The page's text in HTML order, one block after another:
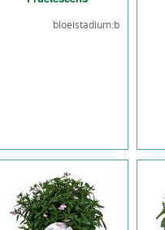
bloeistadium:b